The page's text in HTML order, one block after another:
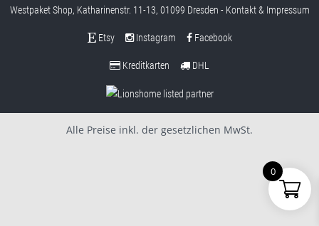
Westpaket Shop, Katharinenstr. 11-13, 01099 Dresden - Kontakt & Impressum
Etsy Instagram Facebook
Kreditkarten DHL
Alle Preise inkl. der gesetzlichen MwSt.
0